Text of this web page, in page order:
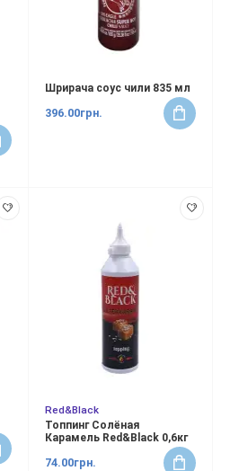
Шрирача соус чили 835 мл
396.00грн.
Red&Black
Топпинг Солёная
Карамель Red&Black 0,6кг
74.00грн.